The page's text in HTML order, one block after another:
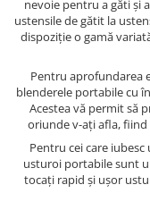
nevoie pentru a găti și
ustensile de gătit la
dispoziție o gamă
Pentru aprofundarea
blenderele portabile cu
Acestea vă permit să
oriunde v-ați afla,
Pentru cei care
usturoi portabile sunt
tocați rapid și ușor